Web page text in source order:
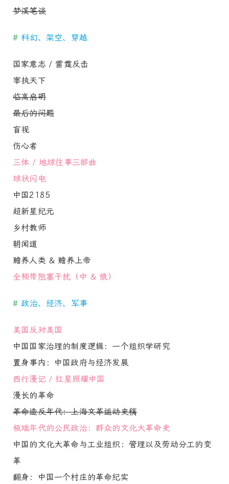
梦溪笔谈
# 科幻、架空、穿越
国家意志 / 雷霆反击
宰执天下
临高启明
最后的问题
盲视
伤心者
三体 / 地球往事三部曲
球状闪电
中国2185
超新星纪元
乡村教师
朝闻道
赡养人类 & 赡养上帝
全频带阻塞干扰（中 & 俄）
# 政治、经济、军事
美国反对美国
中国国家治理的制度逻辑：一个组织学研究
置身事内：中国政府与经济发展
西行漫记 / 红星照耀中国
漫长的革命
革命造反年代：上海文革运动史稿
极端年代的公民政治：群众的文化大革命史
中国的文化大革命与工业组织：管理以及劳动分工的变
革
翻身：中国一个村庄的革命纪实